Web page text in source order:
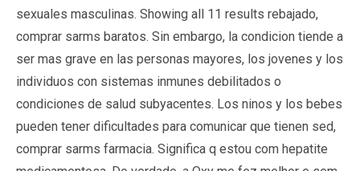
sexuales masculinas. Showing all 11 results rebajado,
comprar sarms baratos. Sin embargo, la condicion tiende a
ser mas grave en las personas mayores, los jovenes y los
individuos con sistemas inmunes debilitados o
condiciones de salud subyacentes. Los ninos y los bebes
pueden tener dificultades para comunicar que tienen sed,
comprar sarms farmacia. Significa q estou com hepatite